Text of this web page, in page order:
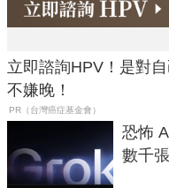
立即諮詢HPV！是對
不嫌晚！
PR（台灣癌症基金會）
恐怖
數千